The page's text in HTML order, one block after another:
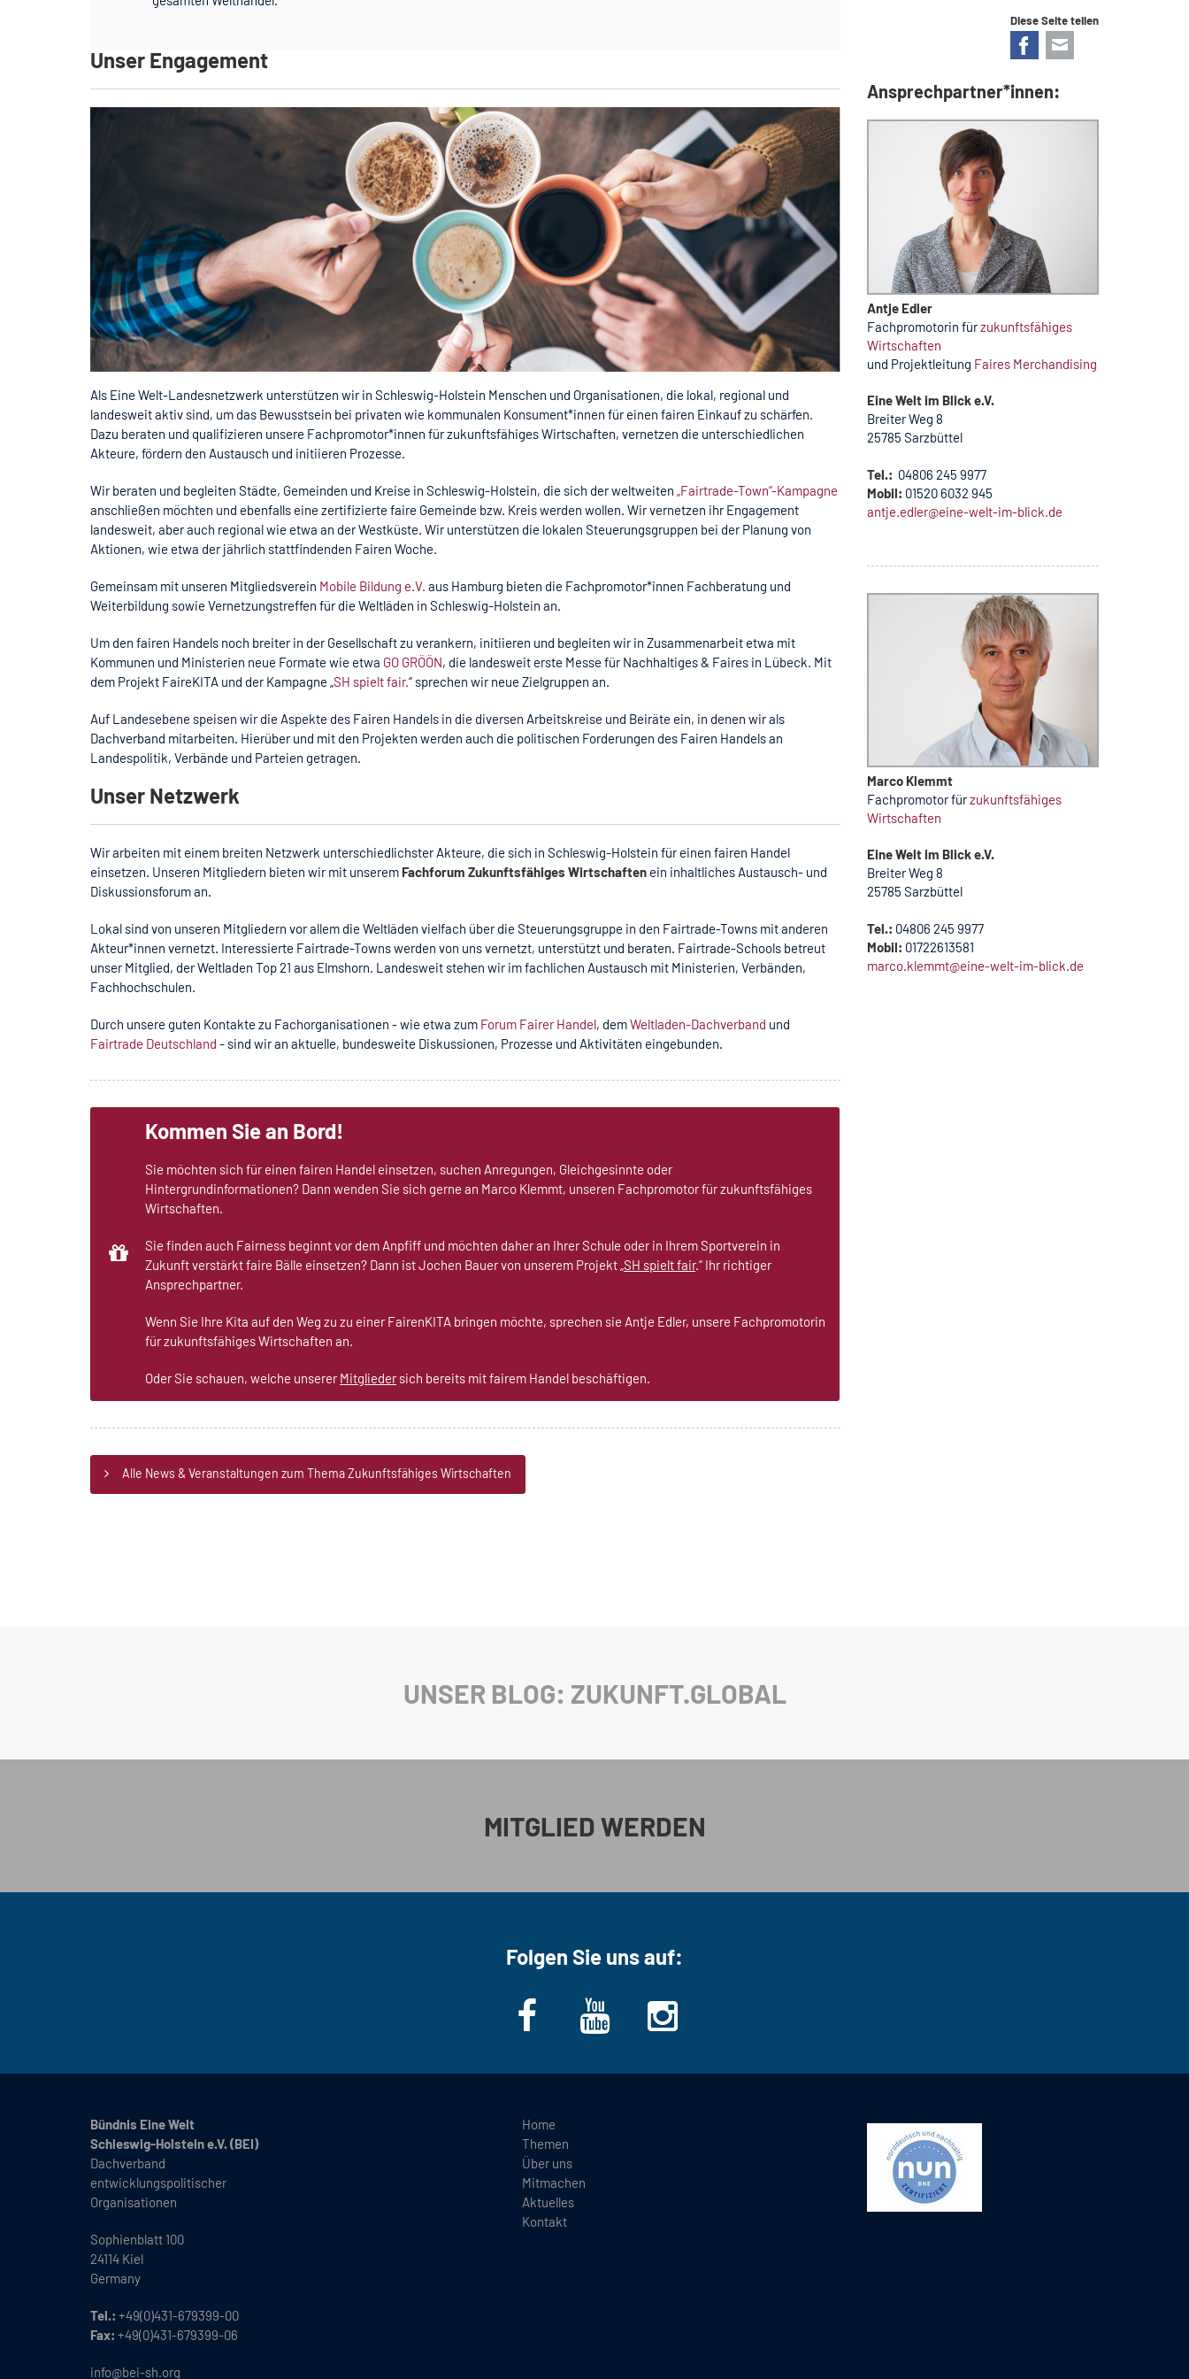
Unser Engagement
Als Eine Welt-Landesnetzwerk unterstützen wir in Schleswig-Holstein Menschen und Organisationen, die lokal, regional und
landesweitaktiv sind, um das Bewusstsein bei privaten wie kommunalen Konsument*innen für einen fairen Einkauf zu schärfen.
Dazu beraten und qualifizieren unsere Fachpromotor*innen für zukunftsfähiges Wirtschaften, vernetzen die unterschiedlichen
Akteure, fördern den Austausch und initiieren Prozesse.
Wir beraten und begleiten Städte, Gemeinden und Kreise in Schleswig-Holstein, die sich der weltweiten „Fairtrade-Town“-Kampagne
anschließen möchten und ebenfalls eine zertifizierte faire Gemeinde bzw. Kreis werden wollen. Wirvernetzen ihr Engagement
landesweit, aber auch regional wie etwa an der Westküste. Wir unterstützen die lokalen Steuerungsgruppen bei der Planung von
Aktionen, wie etwa der jährlich stattfindenden Fairen Woche.
Gemeinsam mit unseren Mitgliedsverein Mobile Bildung e.V. aus Hamburg bieten die Fachpromotor*innen Fachberatung und
Weiterbildung sowie Vernetzungstreffen für die Weltläden in Schleswig-Holstein an.
Um den fairen Handels noch breiter in der Gesellschaft zu verankern, initiieren und begleiten wir in Zusammenarbeit etwa mit
Kommunen und Ministerien neue Formate wie etwa GO GRÖÖN, die landesweit erste Messe für Nachhaltiges & Faires in Lübeck. Mit
dem Projekt FaireKITA und der Kampagne „SH spielt fair.“ sprechen wir neue Zielgruppen an.
Auf Landesebene speisen wir die Aspekte des Fairen Handels in die diversen Arbeitskreise und Beiräte ein, in denen wir als
Dachverband mitarbeiten. Hierüber und mit den Projekten werden auch die politischen Forderungen des Fairen Handels an
Landespolitik, Verbände und Parteien getragen.
Unser Netzwerk
Wir arbeiten mit einem breiten Netzwerk unterschiedlichster Akteure, die sich in Schleswig-Holstein für einen fairen Handel
einsetzen. Unseren Mitgliedern bieten wir mit unserem Fachforum Zukunftsfähiges Wirtschaften ein inhaltliches Austausch- und
Diskussionsforum an.
Lokal sind von unseren Mitgliedern vor allem die Weltläden vielfach über die Steuerungsgruppe in den Fairtrade-Towns mit anderen
Akteur*innen vernetzt. Interessierte Fairtrade-Towns werden von uns vernetzt, unterstützt und beraten. Fairtrade-Schools betreut
unser Mitglied, derWeltladen Top 21 aus Elmshorn. Landesweit stehen wir im fachlichen Austausch mit Ministerien, Verbänden,
Fachhochschulen.
Durch unsere guten Kontakte zu Fachorganisationen - wie etwa zum Forum Fairer Handel, demWeltladen-Dachverband und
Fairtrade Deutschland - sind wir an aktuelle, bundesweite Diskussionen, Prozesse und Aktivitäten eingebunden.
Kommen Sie an Bord!
Sie möchten sich für einen fairen Handel einsetzen, suchen Anregungen, Gleichgesinnte oder
Hintergrundinformationen? Dann wenden Sie sich gerne an Marco Klemmt, unseren Fachpromotor für zukunftsfähiges
Wirtschaften.
Sie finden auch Fairness beginnt vor dem Anpfiff und möchten daher an Ihrer Schule oder in Ihrem Sportverein in
Zukunft verstärkt faire Bälle einsetzen? Dann ist Jochen Bauer von unserem Projekt „SH spielt fair.“ Ihr richtiger
Ansprechpartner.
Wenn Sie Ihre Kita auf den Weg zu zu einer FairenKITA bringen möchte, sprechen sie Antje Edler, unsere Fachpromotorin
für zukunftsfähiges Wirtschaften an.
Oder Sie schauen, welche unserer Mitglieder sich bereits mit fairem Handel beschäftigen.
Alle News & Veranstaltungen zum Thema Zukunftsfähiges Wirtschaften
Diese Seite teilen
Facebook
Ansprechpartner*innen:
Antje Edler
Fachpromotorin fürzukunftsfähiges
Wirtschaften
und Projektleitung Faires Merchandising
Eine Welt im Blick e.V.
Breiter Weg 8
25785 Sarzbüttel
Tel.: 04806 245 9977
Mobil: 01520 6032 945
antje.edler@eine-welt-im-blick.de
Marco Klemmt
Fachpromotor fürzukunftsfähiges
Wirtschaften
Eine Welt im Blick e.V.
Breiter Weg 8
25785 Sarzbüttel
Tel.: 04806 245 9977
Mobil: 01722613581
marco.klemmt@eine-welt-im-blick.de
UNSER BLOG: ZUKUNFT.GLOBAL
MITGLIED WERDEN
Folgen Sie uns auf:
Bündnis Eine Welt
Schleswig-Holstein e.V. (BEI)
Dachverband
entwicklungspolitischer
Organisationen
Sophienblatt 100
24114 Kiel
Germany
Tel.: +49(0)431-679399-00
Fax: +49(0)431-679399-06
info@bei-sh.org
Home
Themen
Über uns
Mitmachen
Aktuelles
Kontakt